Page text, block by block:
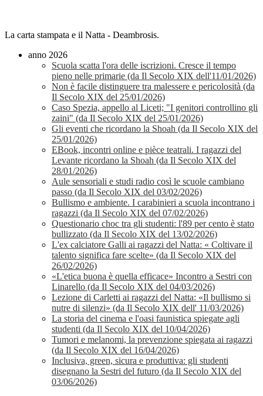
La carta stampata e il Natta - Deambrosis.
anno 2026
Scuola scatta l'ora delle iscrizioni. Cresce il tempo
pieno nelle primarie (da Il Secolo XIX dell'11/01/2026)
Non è facile distinguere tra malessere e pericolosità (da
Il Secolo XIX del 25/01/2026)
Caso Spezia, appello al Liceti; "I genitori controllino gli
zaini" (da Il Secolo XIX del 25/01/2026)
Gli eventi che ricordano la Shoah (da Il Secolo XIX del
25/01/2026)
EBook, incontri online e pièce teatrali. I ragazzi del
Levante ricordano la Shoah (da Il Secolo XIX del
28/01/2026)
Aule sensoriali e studi radio così le scuole cambiano
passo (da Il Secolo XIX del 03/02/2026)
Bullismo e ambiente. I carabinieri a scuola incontrano i
ragazzi (da Il Secolo XIX del 07/02/2026)
Questionario choc tra gli studenti: l'89 per cento è stato
bullizzato (da Il Secolo XIX del 13/02/2026)
L'ex calciatore Galli ai ragazzi del Natta: « Coltivare il
talento significa fare scelte» (da Il Secolo XIX del
26/02/2026)
«L'etica buona è quella efficace» Incontro a Sestri con
Linarello (da Il Secolo XIX del 04/03/2026)
Lezione di Carletti ai ragazzi del Natta: «Il bullismo si
nutre di silenzi» (da Il Secolo XIX dell' 11/03/2026)
La storia del cinema e l'oasi faunistica spiegate agli
studenti (da Il Secolo XIX del 10/04/2026)
Tumori e melanomi, la prevenzione spiegata ai ragazzi
(da Il Secolo XIX del 16/04/2026)
Inclusiva, green, sicura e produttiva: gli studenti
disegnano la Sestri del futuro (da Il Secolo XIX del
03/06/2026)